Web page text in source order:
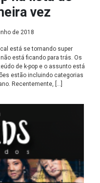
vez
de 2018
está se tornando super
está ficando para trás. Os
de k-pop e o assunto está
estão incluindo categorias
Recentemente, […]